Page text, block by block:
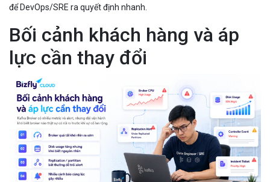
để DevOps/SRE ra quyết định nhanh.
Bối cảnh khách hàng và áp
lực cần thay đổi